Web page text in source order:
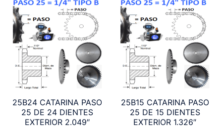
25B24 CATARINA PASO
25 DE 24 DIENTES
EXTERIOR 2.049″
25B15 CATARINA PASO
25 DE 15 DIENTES
EXTERIOR 1.326″